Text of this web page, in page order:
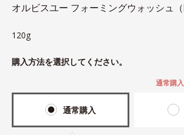
オルビスユー フォーミングウォッシュ（
120g
購入方法を選択してください。
通常購入
通常購